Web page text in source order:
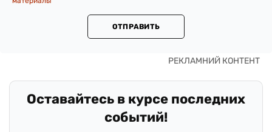
ОТПРАВИТЬ
Оставайтесь в курсе последних
событий!